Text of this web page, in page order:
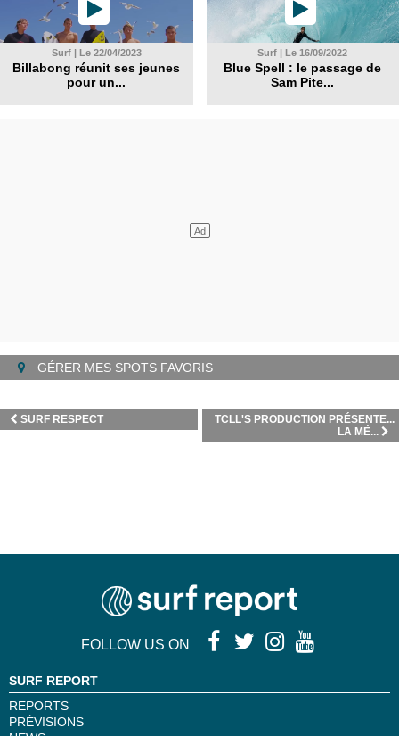
Surf | Le 22/04/2023
Billabong réunit ses jeunes
pour un...
Surf | Le 16/09/2022
Blue Spell : le passage de
Sam Pite...
GÉRER MES SPOTS FAVORIS
TCLL'S PRODUCTION PRÉSENTE...
LA MÉ...
SURF RESPECT
FOLLOW US ON
SURF REPORT
REPORTS
PRÉVISIONS